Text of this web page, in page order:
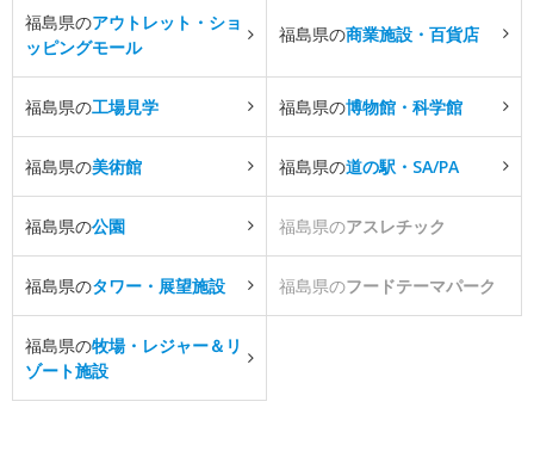
福島県のアウトレット・ショ
ッピングモール
福島県の商業施設・百貨店
福島県の工場見学 福島県の博物館・科学館
福島県の美術館 福島県の道の駅・SA/PA
福島県の公園 福島県のアスレチック
福島県のタワー・展望施設 福島県のフードテーマパーク
福島県の牧場・レジャー＆リ
ゾート施設